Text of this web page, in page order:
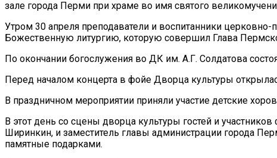
зале города Перми при храме во имя святого
Утром 30 апреля преподаватели и воспитанники
Божественную литургию, которую совершил Глава
По окончании богослужения во ДК им. А.Г. Солдатова
Перед началом концерта в фойе Дворца культуры
В праздничном мероприятии приняли участие детские
В этот день со сцены дворца культуры гостей и
Ширинкин, и заместитель главы администрации города
памятные подарками.